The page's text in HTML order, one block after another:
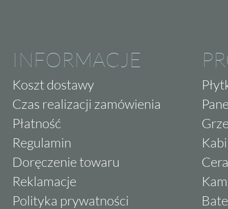
INFORMACJE
Koszt dostawy
Czas realizacji zamówienia
Płatność
Regulamin
Doręczenie towaru
Reklamacje
Polityka prywatności